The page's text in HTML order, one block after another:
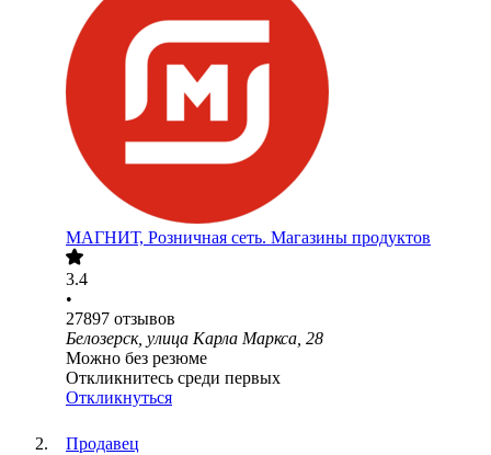
МАГНИТ, Розничная сеть. Магазины продуктов
3.4
•
27897 отзывов
Белозерск, улица Карла Маркса, 28
Можно без резюме
Откликнитесь среди первых
Откликнуться
Продавец